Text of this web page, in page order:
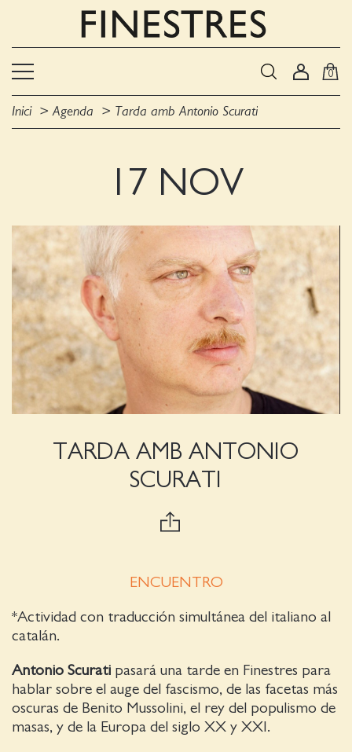
0
Inici Agenda Tarda amb Antonio Scurati
17 NOV
TARDA AMB ANTONIO
SCURATI
ENCUENTRO
*Actividad con traducción simultánea del italiano al
catalán.
Antonio Scurati pasará una tarde en Finestres para
hablar sobre el auge del fascismo, de las facetas más
oscuras de Benito Mussolini, el rey del populismo de
masas, y de la Europa del siglo XX y XXI.